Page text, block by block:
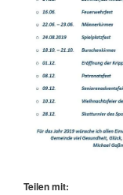
Teilen mit: